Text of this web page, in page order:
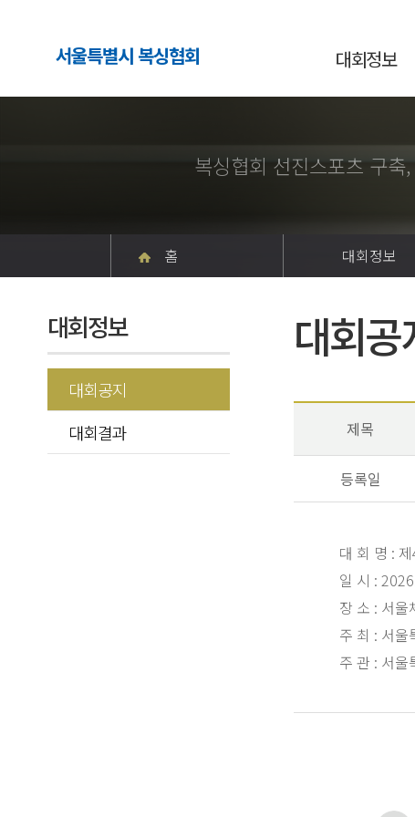
서울특별시 복싱협회 대회정보
복싱협회 선진스포츠 구축,
홈 대회정보
대회정보
대회공지
대회결과
대회공
제목
등록일
대 회 명 : 제
일 시 :
장 소 : 서울
주 최 : 서울
주 관 : 서울